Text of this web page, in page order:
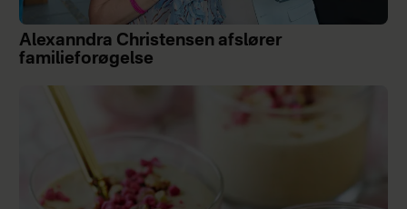
Alexanndra Christensen afslører
familieforøgelse